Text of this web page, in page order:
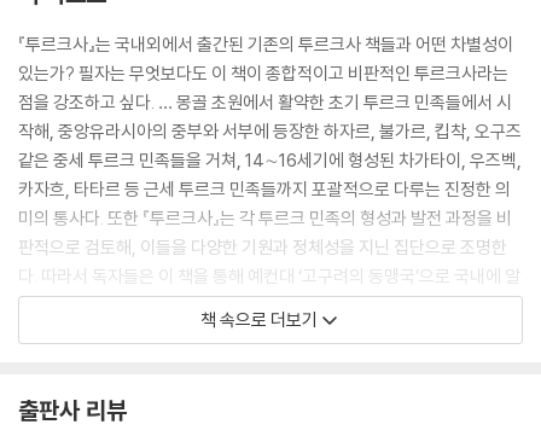
『투르크사』는 국내외에서 출간된 기존의 투르크사 책들과 어떤 차별성이
있는가? 필자는 무엇보다도 이 책이 종합적이고 비판적인 투르크사라는
점을 강조하고 싶다. … 몽골 초원에서 활약한 초기 투르크 민족들에서 시
작해, 중앙유라시아의 중부와 서부에 등장한 하자르, 불가르, 킵착, 오구즈
같은 중세 투르크 민족들을 거쳐, 14∼16세기에 형성된 차가타이, 우즈벡,
카자흐, 타타르 등 근세 투르크 민족들까지 포괄적으로 다루는 진정한 의
미의 통사다. 또한 『투르크사』는 각 투르크 민족의 형성과 발전 과정을 비
판적으로 검토해, 이들을 다양한 기원과 정체성을 지닌 집단으로 조명한
다. 따라서 독자들은 이 책을 통해 예컨대 ‘고구려의 동맹국’으로 국내에 알
려진 돌궐 제국, 로마 제국의 계승자임을 자처한 오스만 제국 사이의 역사
적 단절, 또는 지중해 국가인 튀르키예와 중앙아시아 오아시스 국가인 우
『투르크사』는 다음과 같은 점에서도 주목할 만하다. 먼저 이 책은 국제 학
책 속으로 더보기
출판사 리뷰